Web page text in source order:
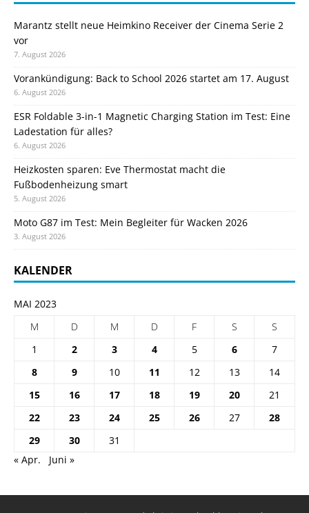
Marantz stellt neue Heimkino Receiver der Cinema Serie 2
vor
7. August 2026
Vorankündigung: Back to School 2026 startet am 17. August
6. August 2026
ESR Foldable 3-in-1 Magnetic Charging Station im Test: Eine
Ladestation für alles?
6. August 2026
Heizkosten sparen: Eve Thermostat macht die
Fußbodenheizung smart
5. August 2026
Moto G87 im Test: Mein Begleiter für Wacken 2026
3. August 2026
KALENDER
MAI 2023
M
D M D F S
S
1
2 3 4 5 6
7
8
9 10 11 12 13
14
15
16 17 18 19 20
21
22
23 24 25 26 27
28
29
30
31
« Apr.
Juni »